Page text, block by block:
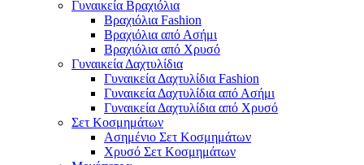
Γυναικεία Βραχιόλια
Βραχιόλια Fashion
Βραχιόλια από Ασήμι
Βραχιόλια από Χρυσό
Γυναικεία Δαχτυλίδια
Γυναικεία Δαχτυλίδια Fashion
Γυναικεία Δαχτυλίδια από Ασήμι
Γυναικεία Δαχτυλίδια από Χρυσό
Σετ Κοσμημάτων
Ασημένιο Σετ Κοσμημάτων
Χρυσό Σετ Κοσμημάτων